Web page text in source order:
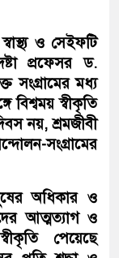
ও সেইফটি
প্রফেসর ড.
সংগ্রামের মধ্য
বিশ্বময় স্বীকৃতি
নয়, শ্রমজীবী
সংগ্রামের
অধিকার ও
আত্মত্যাগ ও
পেয়েছে